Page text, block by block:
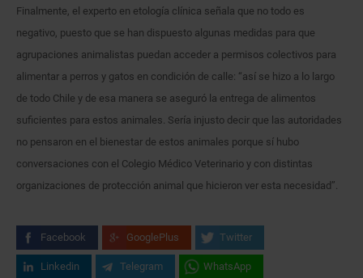
Finalmente, el experto en etología clínica señala que no todo es
negativo, puesto que se han dispuesto algunas medidas para que
agrupaciones animalistas puedan acceder a permisos colectivos para
alimentar a perros y gatos en condición de calle: “así se hizo a lo largo
de todo Chile y de esa manera se aseguró la entrega de alimentos
suficientes para estos animales. Sería injusto decir que las autoridades
no pensaron en el bienestar de estos animales porque sí hubo
conversaciones con el Colegio Médico Veterinario y con distintas
organizaciones de protección animal que hicieron ver esta necesidad”.
Facebook GooglePlus Twitter
Linkedin Telegram WhatsApp